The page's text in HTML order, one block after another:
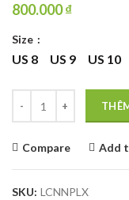
800.000₫
Size
US 8 US 9 US 10
Nhẫn Nam cao cấp Pha
Compare Add
SKU: LCNNPLX